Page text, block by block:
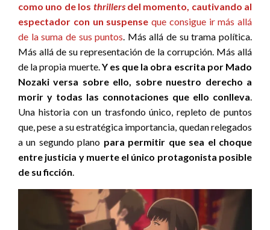
como uno de los thrillersdel momento, cautivando al
espectador con un suspense que consigue ir más allá
de la suma de sus puntos. Más allá de su trama política.
Más allá de su representación de la corrupción. Más allá
de la propia muerte.Y es que la obra escrita por Mado
Nozaki versa sobre ello, sobre nuestro derecho a
morir y todas las connotaciones que ello conlleva.
Una historia con un trasfondo único, repleto de puntos
que, pese a su estratégica importancia, quedan relegados
a un segundo plano para permitir que sea el choque
entre justicia y muerte el único protagonista posible
de su ficción.